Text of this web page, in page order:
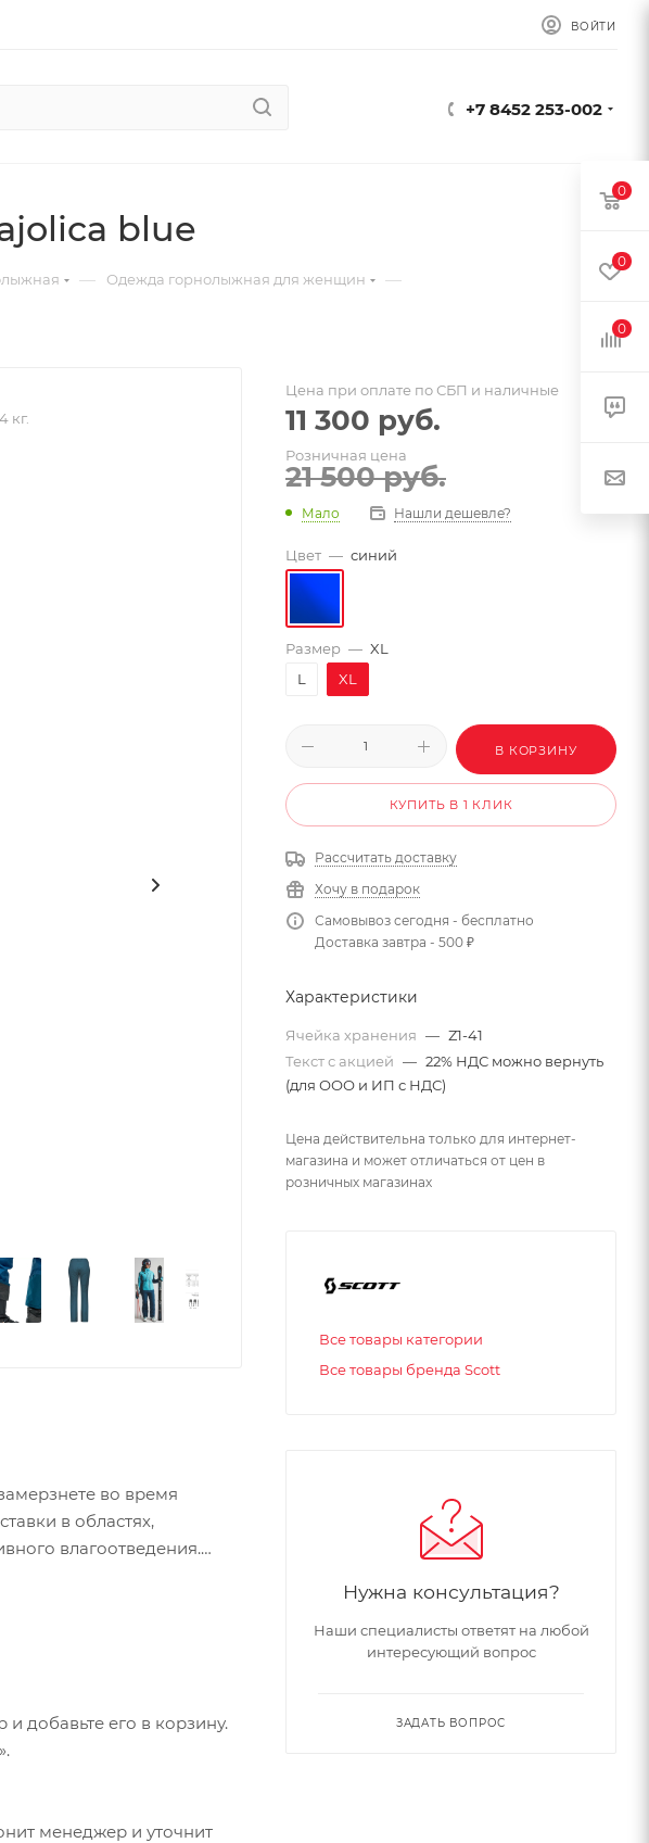
ВОЙТИ
+7 8452 253-002
blue
— Одежда горнолыжная для женщин —
кг.
во время
в областях,
влагоотведения.
правильное
подверженных
в областях, требующих
добавьте его в корзину.
менеджер и уточнит
Цена при оплате по СБП и наличные
11 300 руб.
Розничная цена
21 500руб.
Мало Нашли дешевле?
Цвет — синий
Размер — XL
L
XL
В КОРЗИНУ
КУПИТЬ В 1 КЛИК
Рассчитать доставку
Хочу в подарок
Самовывоз сегодня - бесплатно
Доставка завтра - 500 ₽
Характеристики
Ячейка хранения — Z1-41
Текст с акцией — 22% НДС можно вернуть
(для ООО и ИП с НДС)
Цена действительна только для интернет-
магазина и может отличаться от цен в
розничных магазинах
Все товары категории
Все товары бренда Scott
Нужна консультация?
Наши специалисты ответят на любой
интересующий вопрос
ЗАДАТЬ ВОПРОС
0
0
0